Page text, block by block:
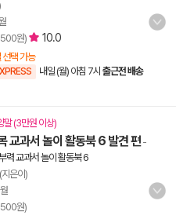
500원) 10.0
선택 가능
내일 (월) 아침 7시 출근전 배송
말 (3만원 이상)
교과서 놀이 활동북 6 발견 편 -
력 교과서 놀이 활동북 6
(지은이)
500원)